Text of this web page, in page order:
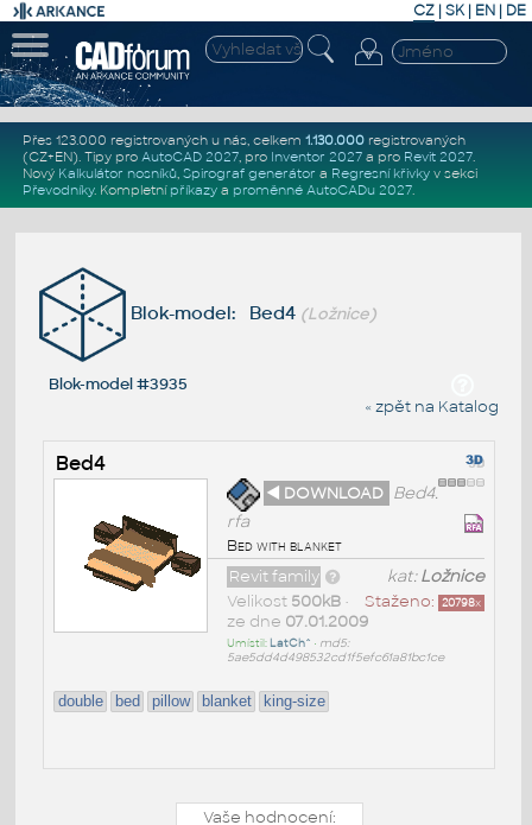
CZ | SK| EN | DE
Přes 123.000 registrovaných u nás, celkem 1.130.000registrovaných
(CZ+EN). Tipy pro AutoCAD 2027, pro Inventor 2027a pro Revit 2027.
Nový Kalkulátor nosníků, Spirograf generátor a Regresní křivkyv sekci
Převodníky. Kompletní příkazya proměnné AutoCADu 2027.
Blok-model: Bed4 (Ložnice)
Blok-model #3935
« zpět na Katalog
Bed4
◄ DOWNLOAD Bed4.
rfa
Bed with blanket
kat:Ložnice
Revit family
Staženo: 20798x
Velikost 500kB•
ze dne 07.01.2009
Umístil: LatCh^ • md5:
5ae5dd4d498532cd1f5efc61a81bc1ce
double bed pillow blanket king-size
Vaše hodnocení: